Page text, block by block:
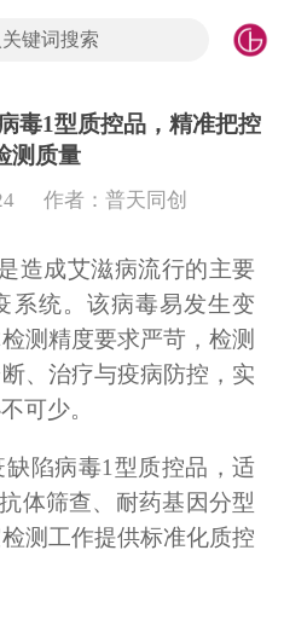
键词搜索
毒1型质控品，精准把控
测质量
作者：普天同创
造成艾滋病流行的主要
系统。该病毒易发生变
测精度要求严苛，检测
、治疗与疫病防控，实
可少。
陷病毒1型质控品，适
体筛查、耐药基因分型
测工作提供标准化质控